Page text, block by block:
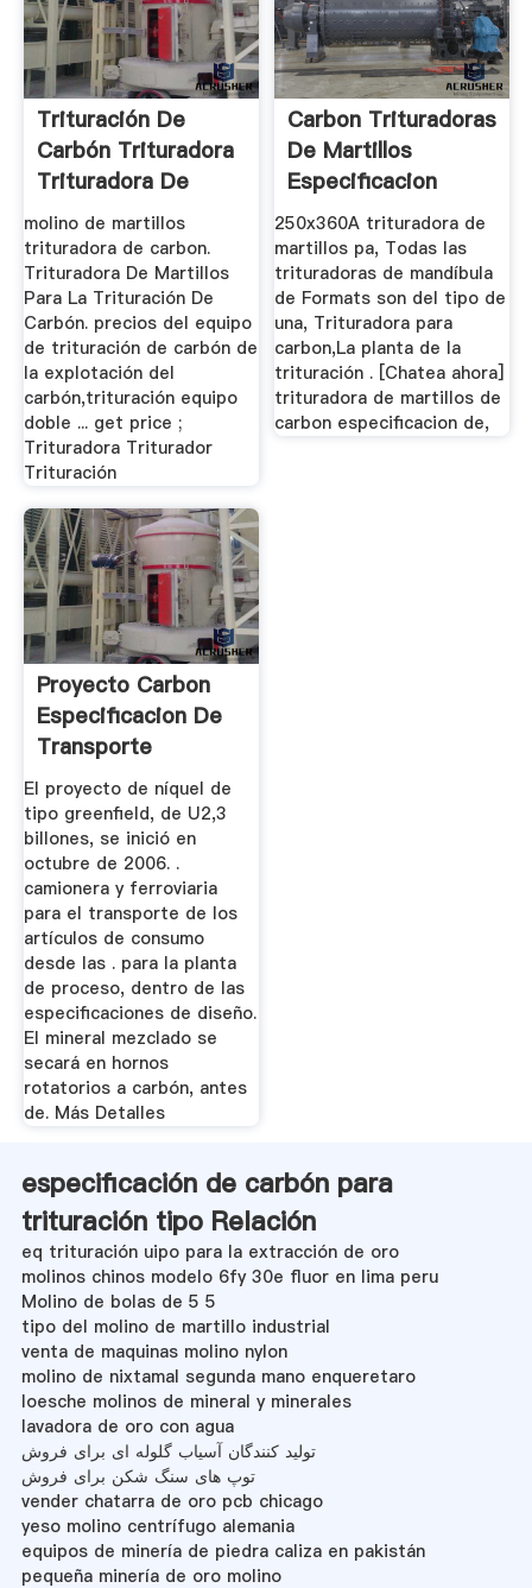
Trituración De
Carbón Trituradora
Trituradora De
Martillos
molino de martillos
trituradora de carbon.
Trituradora De Martillos
Para La Trituración De
Carbón. precios del equipo
de trituración de carbón de
la explotación del
carbón,trituración equipo
doble ... get price ;
Trituradora Triturador
Trituración
Carbon Trituradoras
De Martillos
Especificacion
250x360A trituradora de
martillos pa, Todas las
trituradoras de mandíbula
de Formats son del tipo de
una, Trituradora para
carbon,La planta de la
trituración . [Chatea ahora]
trituradora de martillos de
carbon especificacion de,
Proyecto Carbon
Especificacion De
Transporte
El proyecto de níquel de
tipo greenfield, de U2,3
billones, se inició en
octubre de 2006. .
camionera y ferroviaria
para el transporte de los
artículos de consumo
desde las . para la planta
de proceso, dentro de las
especificaciones de diseño.
El mineral mezclado se
secará en hornos
rotatorios a carbón, antes
de. Más Detalles
especificación de carbón para
trituración tipo Relación
eq trituración uipo para la extracción de oro
molinos chinos modelo 6fy 30e fluor en lima peru
Molino de bolas de 5 5
tipo del molino de martillo industrial
venta de maquinas molino nylon
molino de nixtamal segunda mano enqueretaro
loesche molinos de mineral y minerales
lavadora de oro con agua
تولید کنندگان آسیاب گلوله ای برای فروش
توپ های سنگ شکن برای فروش
vender chatarra de oro pcb chicago
yeso molino centrífugo alemania
equipos de minería de piedra caliza en pakistán
pequeña minería de oro molino